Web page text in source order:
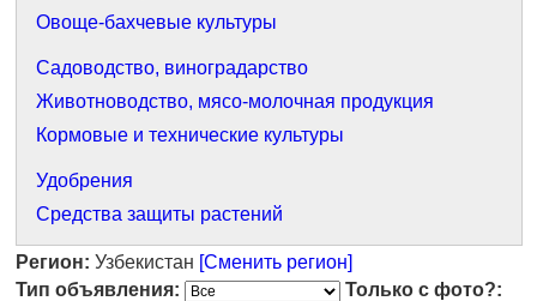
Овоще-бахчевые культуры
Садоводство, виноградарство
Животноводство, мясо-молочная продукция
Кормовые и технические культуры
Удобрения
Средства защиты растений
Регион: Узбекистан [Сменить регион]
Тип объявления:
Только с фото?: